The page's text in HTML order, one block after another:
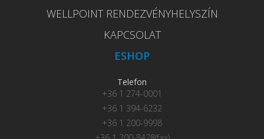
WELLPOINT RENDEZVÉNYHELYSZÍN
KAPCSOLAT
ESHOP
Telefon
+36 1 274-0001
+36 1 394-6232
+36 1 200-9998